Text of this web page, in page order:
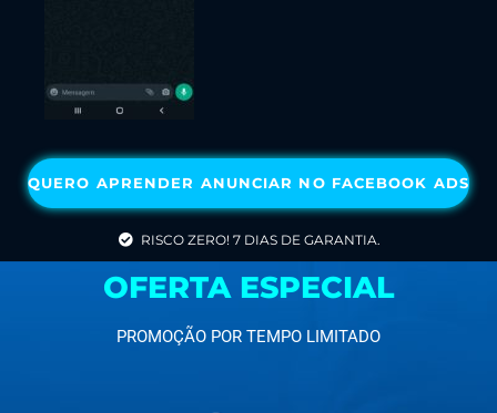
QUERO APRENDER ANUNCIAR NO FACEBOOK ADS
RISCO ZERO! 7 DIAS DE GARANTIA.
OFERTA ESPECIAL
PROMOÇÃO POR TEMPO LIMITADO